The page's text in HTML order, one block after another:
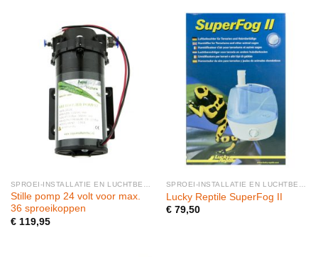
Stille pomp 24 volt voor max.
36 sproeikoppen
€119,95
Lucky Reptile SuperFog II
€79,50